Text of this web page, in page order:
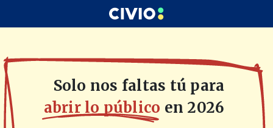
Solo nos faltas tú para
abrir lo público en 2026